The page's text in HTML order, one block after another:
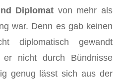
Diplomat von mehr als
war. Denn es gab keinen
diplomatisch gewandt
nicht durch Bündnisse
genug lässt sich aus der